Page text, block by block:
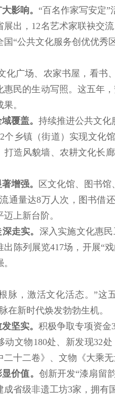
影响。 “百名作家写安定
展出，12名艺术家联袂交
国“公共文化服务创优优秀
化广场、农家书屋，看书
惠民的生动写照。这五年
。
覆盖。 持续推进公共文化
个乡镇（街道）实现文化
打造风貌墙、农耕文化长
增强。
区文化馆、图书
通量达8万人次，图书借
上新台阶。
走实。 深入实施文化惠
出陈列展览417场，开展“
脉，激活文化活态。”这
在新时代焕发勃勃生机。
坚实。 积极争取专项资金
动文物180处、新发现32
二十二卷》、文物《大乘
价值。 创新开发“漆扇留
成省级非遗工坊3家，拥有